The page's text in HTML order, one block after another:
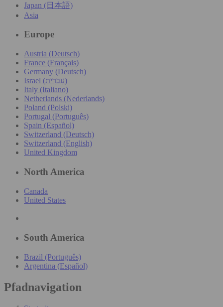
Japan (日本語)
Asia
Europe
Austria (Deutsch)
France (Français)
Germany (Deutsch)
Israel (עִברִית)
Italy (Italiano)
Netherlands (Nederlands)
Poland (Polski)
Portugal (Português)
Spain (Español)
Switzerland (Deutsch)
Switzerland (English)
United Kingdom
North America
Canada
United States
South America
Brazil (Português)
Argentina (Español)
Pfadnavigation